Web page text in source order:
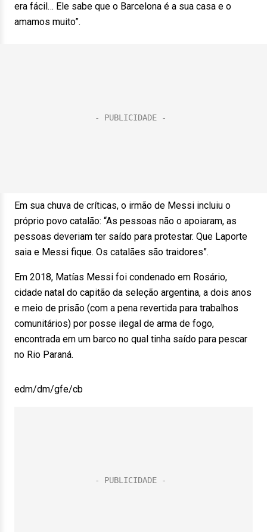
era fácil… Ele sabe que o Barcelona é a sua casa e o
amamos muito”.
Em sua chuva de críticas, o irmão de Messi incluiu o
próprio povo catalão: “As pessoas não o apoiaram, as
pessoas deveriam ter saído para protestar. Que Laporte
saia e Messi fique. Os catalães são traidores”.
Em 2018, Matías Messi foi condenado em Rosário,
cidade natal do capitão da seleção argentina, a dois anos
e meio de prisão (com a pena revertida para trabalhos
comunitários) por posse ilegal de arma de fogo,
encontrada em um barco no qual tinha saído para pescar
no Rio Paraná.
edm/dm/gfe/cb